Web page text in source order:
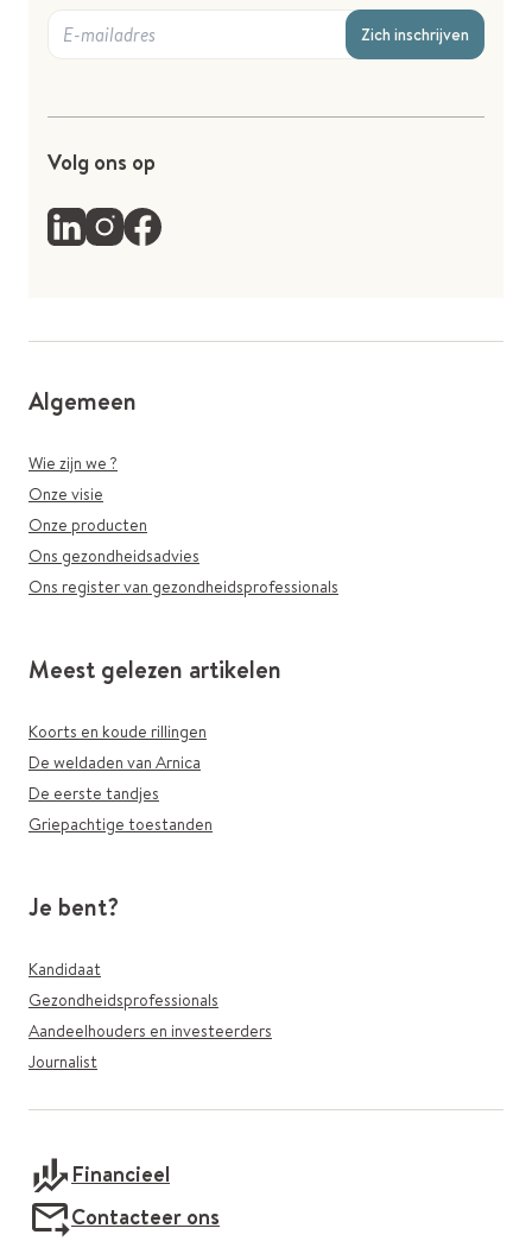
Zich inschrijven
Volg ons op
Algemeen
Wie zijn we ?
Onze visie
Onze producten
Ons gezondheidsadvies
Ons register van gezondheidsprofessionals
Meest gelezen artikelen
Koorts en koude rillingen
De weldaden van Arnica
De eerste tandjes
Griepachtige toestanden
Je bent?
Kandidaat
Gezondheidsprofessionals
Aandeelhouders en investeerders
Journalist
Financieel
Contacteer ons